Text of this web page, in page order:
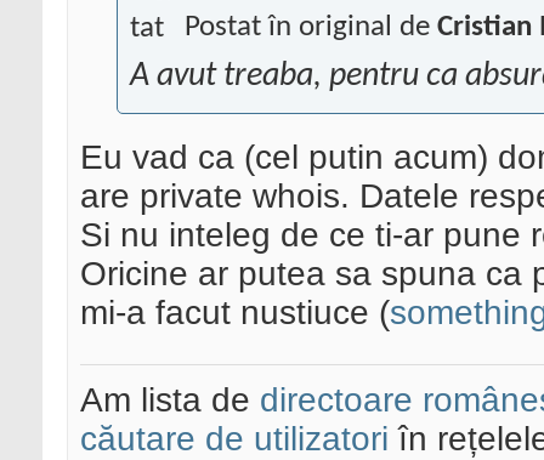
Postat în original de Cristian
A avut treaba, pentru ca
Eu vad ca (cel putin acum)
are private whois. Datele
Si nu inteleg de ce ti-ar pune
Oricine ar putea sa spuna ca
mi-a facut nustiuce (
Am lista de directoare
căutare de utilizatori în